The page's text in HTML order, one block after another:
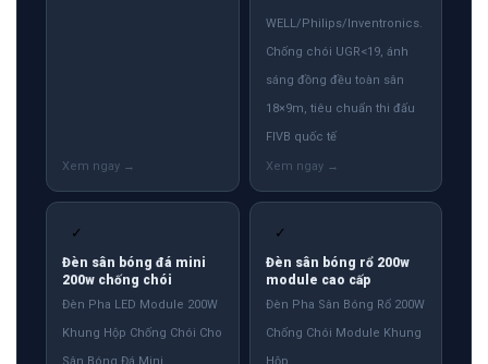
WELL/Philips/Inventronics.
Chống chói UGR<19, ánh
sáng đồng đều toàn sân
18×9m, tiêu chuẩn thi đấu
FIVB quốc tế
✓
Đèn sân bóng đá mini
200w chống chói
Đèn Pha LED Module 200W
Khung Hộp Chống Chói Cho
Sân Bóng Đá Mini
✓
Đèn sân bóng rổ 200w
module cao cấp
Đèn Pha Sân Bóng Rổ 200W
Chống Chói Module Khung
Hộp